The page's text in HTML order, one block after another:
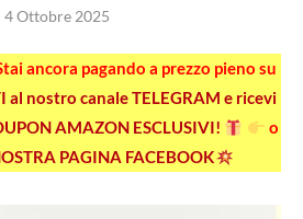
4 Ottobre 2025
ancora pagando a prezzo pieno su
al nostro canale TELEGRAM e ricevi
AMAZON ESCLUSIVI!
o
PAGINA FACEBOOK